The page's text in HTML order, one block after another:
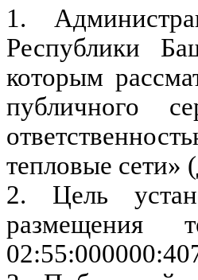
1.
Республики
которым
публичного
тепловые
2. Цель